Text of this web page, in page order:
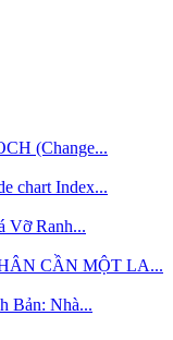
(Change...
chart Index...
Vỡ Ranh...
CẦN MỘT LA...
Bản: Nhà...